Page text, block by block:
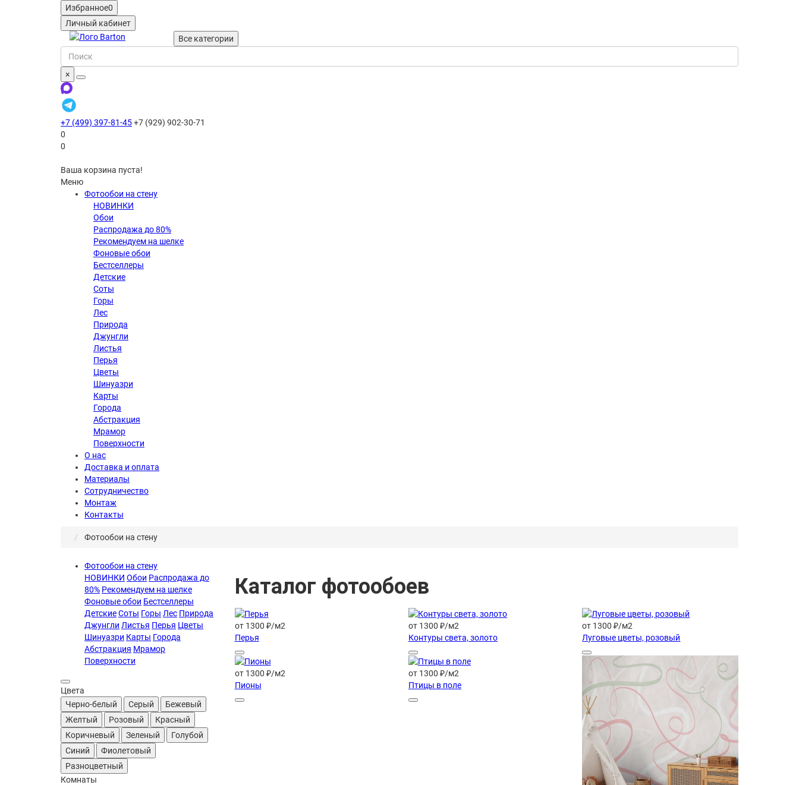
Избранное0
Личный кабинет
Все категории
×
+7 (499) 397-81-45+7 (929) 902-30-71
0
0
Ваша корзина пуста!
Меню
Фотообои на стену
НОВИНКИ
Обои
Распродажа до 80%
Рекомендуем на шелке
Фоновые обои
Бестселлеры
Детские
Соты
Горы
Лес
Природа
Джунгли
Листья
Перья
Цветы
Шинуазри
Карты
Города
Абстракция
Мрамор
Поверхности
О нас
Доставка и оплата
Материалы
Сотрудничество
Монтаж
Контакты
Фотообои на стену
Фотообои на стену
НОВИНКИ Обои Распродажа до
80% Рекомендуем на шелке
Фоновые обои Бестселлеры
ДетскиеСоты Горы Лес Природа
Джунгли Листья Перья Цветы
Шинуазри Карты Города
Абстракция Мрамор
Поверхности
Цвета
Черно-белый
Серый
Бежевый
Желтый
Розовый
Красный
Коричневый
Зеленый
Голубой
Синий
Фиолетовый
Разноцветный
Комнаты
Каталог фотообоев
от 1300 ₽/м2
Перья
от 1300 ₽/м2
Контуры света, золото
от 1300 ₽/м2
Луговые цветы, розовый
от 1300 ₽/м2
Пионы
от 1300 ₽/м2
Птицы в поле